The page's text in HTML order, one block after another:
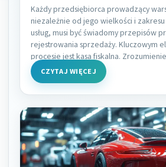
Każdy przedsiębiorca prowadzący
niezależnie od jego wielkości i
usług, musi być świadomy przepisów
rejestrowania sprzedaży. Kluczowym
procesie jest kasa fiskalna.
CZYTAJ WIĘCEJ